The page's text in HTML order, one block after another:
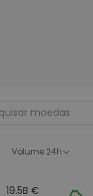
investimento
Ideias inteligentes
desempenho ótimo
Volume 24h
19.5B €